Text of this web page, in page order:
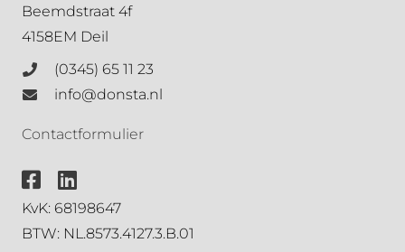
Beemdstraat 4f
4158EM Deil
(0345) 65 11 23
info@donsta.nl
Contactformulier
KvK: 68198647
BTW: NL.8573.4127.3.B.01